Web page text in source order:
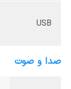
USB
صدا و صوت